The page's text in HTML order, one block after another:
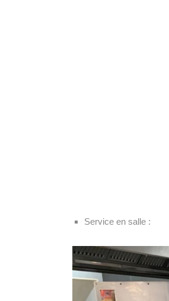
Service en salle :